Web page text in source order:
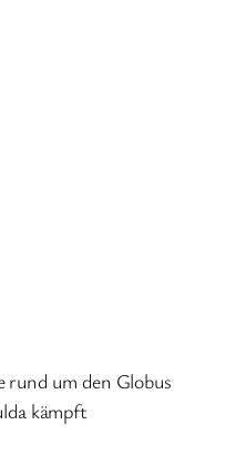
um den Globus
kämpft